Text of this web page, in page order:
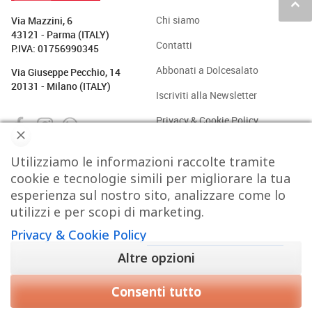
keyboard_arrow_up
Via Mazzini, 6
43121 - Parma (ITALY)
P.IVA: 01756990345
Via Giuseppe Pecchio, 14
20131 - Milano (ITALY)
Chi siamo
Contatti
Abbonati a Dolcesalato
Iscriviti alla Newsletter
Privacy & Cookie Policy
PASTICCERIA BAKERY GELATO CAFFÈ & CO.
CIOCCOLATO PROTAGONISTI STRUMENTI
VIDEO
Utilizziamo le informazioni raccolte tramite
cookie e tecnologie simili per migliorare la tua
esperienza sul nostro sito, analizzare come lo
utilizzi e per scopi di marketing.
Privacy & Cookie Policy
Altre opzioni
Consenti tutto